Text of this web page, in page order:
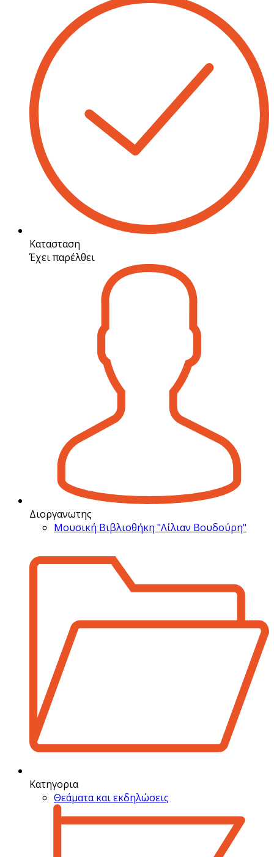
Κατασταση
Έχει παρέλθει
Διοργανωτης
Μουσική Βιβλιοθήκη "Λίλιαν Βουδούρη"
Κατηγορια
Θεάματα και εκδηλώσεις